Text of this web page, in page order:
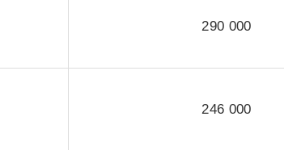
290 000
246 000